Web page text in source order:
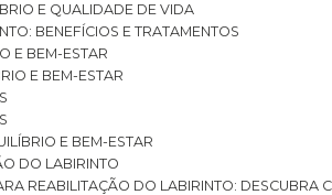
E QUALIDADE DE VIDA
BENEFÍCIOS E TRATAMENTOS
E BEM-ESTAR
E BEM-ESTAR
E BEM-ESTAR
DO LABIRINTO
REABILITAÇÃO DO LABIRINTO: DESCUBRA